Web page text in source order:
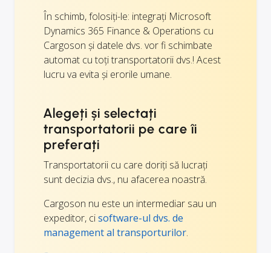
În schimb, folosiți-le: integrați Microsoft
Dynamics 365 Finance & Operations cu
Cargoson și datele dvs. vor fi schimbate
automat cu toți transportatorii dvs.! Acest
lucru va evita și erorile umane.
Alegeți și selectați
transportatorii pe care îi
preferați
Transportatorii cu care doriți să lucrați
sunt decizia dvs., nu afacerea noastră.
Cargoson nu este un intermediar sau un
expeditor, cisoftware-ul dvs. de
management al transporturilor.